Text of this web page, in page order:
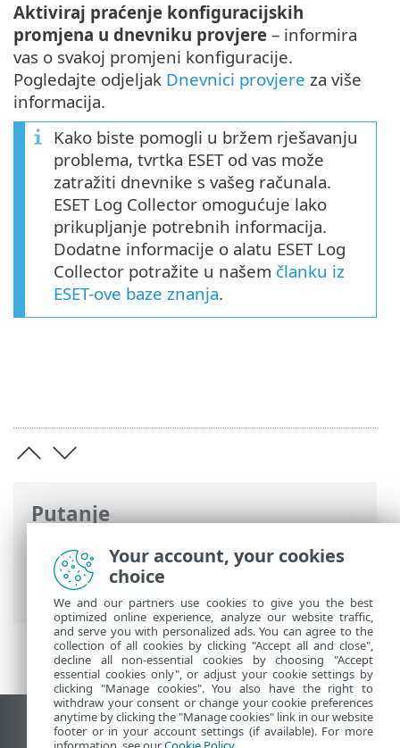
Putanje
ESET-ova online pomoć> ESET Endpoint
Security >Napredno podešavanje
Otklanjanje poteškoća > Dnevnici
Aktiviraj praćenje konfiguracijskih
promjena u dnevniku provjere – informira
vas o svakoj promjeni konfiguracije.
Pogledajte odjeljak Dnevnici provjere za više
informacija.
Kako biste pomogli u bržem rješavanju
problema, tvrtka ESET od vas može
zatražiti dnevnike s vašeg računala.
ESET Log Collector omogućuje lako
prikupljanje potrebnih informacija.
Dodatne informacije o alatu ESET Log
Collector potražite u našem članku iz
ESET-ove baze znanja.
Prikaži stranicu za radnu površinu
Your account, your cookies
choice
We and our partners use cookies to give you the best
optimized online experience, analyze our website traffic,
and serve you with personalized ads. You can agree to the
collection of all cookies by clicking "Accept all and close",
decline all non-essential cookies by choosing "Accept
essential cookies only", or adjust your cookie settings by
clicking "Manage cookies". You also have the right to
withdraw your consent or change your cookie preferences
anytime by clicking the "Manage cookies" link in our website
footer or in your account settings (if available). For more